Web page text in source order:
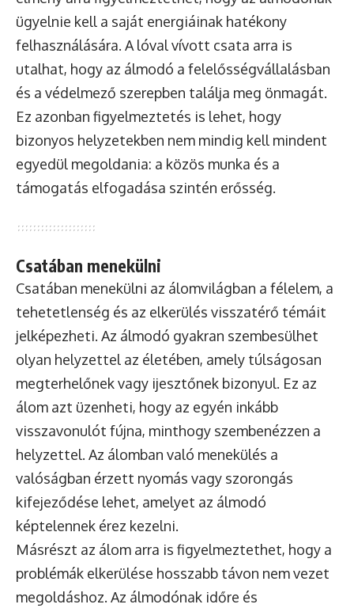
ügyelnie kell a saját energiáinak hatékony
felhasználására. A lóval vívott csata arra is
utalhat, hogy az álmodó a felelősségvállalásban
és a védelmező szerepben találja meg önmagát.
Ez azonban figyelmeztetés is lehet, hogy
bizonyos helyzetekben nem mindig kell mindent
egyedül megoldania: a közös munka és a
támogatás elfogadása szintén erősség.
Csatában menekülni
Csatában menekülni az álomvilágban a félelem, a
tehetetlenség és az elkerülés visszatérő témáit
jelképezheti. Az álmodó gyakran szembesülhet
olyan helyzettel az életében, amely túlságosan
megterhelőnek vagy ijesztőnek bizonyul. Ez az
álom azt üzenheti, hogy az egyén inkább
visszavonulót fújna, minthogy szembenézzen a
helyzettel. Az álomban való menekülés a
valóságban érzett nyomás vagy szorongás
kifejeződése lehet, amelyet az álmodó
képtelennek érez kezelni.
Másrészt az álom arra is figyelmeztethet, hogy a
problémák elkerülése hosszabb távon nem vezet
megoldáshoz. Az álmodónak időre és